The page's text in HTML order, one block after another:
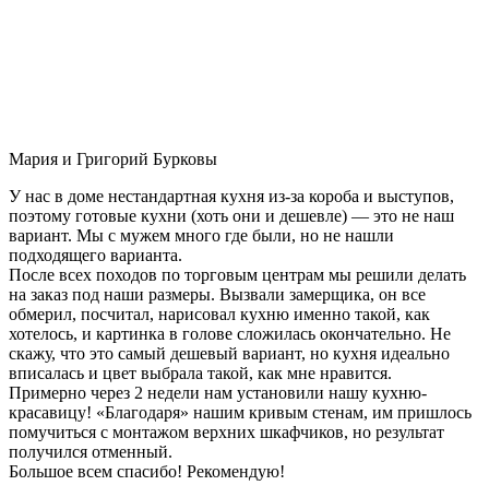
Мария и Григорий Бурковы
У нас в доме нестандартная кухня из-за короба и выступов,
поэтому готовые кухни (хоть они и дешевле) — это не наш
вариант. Мы с мужем много где были, но не нашли
подходящего варианта.
После всех походов по торговым центрам мы решили делать
на заказ под наши размеры. Вызвали замерщика, он все
обмерил, посчитал, нарисовал кухню именно такой, как
хотелось, и картинка в голове сложилась окончательно. Не
скажу, что это самый дешевый вариант, но кухня идеально
вписалась и цвет выбрала такой, как мне нравится.
Примерно через 2 недели нам установили нашу кухню-
красавицу! «Благодаря» нашим кривым стенам, им пришлось
помучиться с монтажом верхних шкафчиков, но результат
получился отменный.
Большое всем спасибо! Рекомендую!